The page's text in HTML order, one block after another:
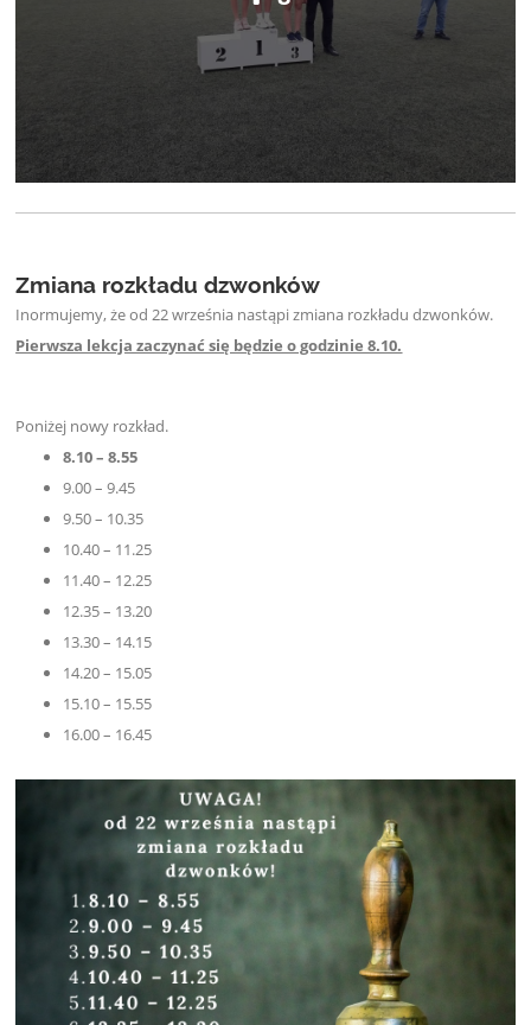
Zmiana rozkładu dzwonków
Inormujemy, że od 22 września nastąpi zmiana rozkładu dzwonków.
Pierwsza lekcja zaczynać się będzie o godzinie 8.10.
Poniżej nowy rozkład.
8.10 – 8.55
9.00 – 9.45
9.50 – 10.35
10.40 – 11.25
11.40 – 12.25
12.35 – 13.20
13.30 – 14.15
14.20 – 15.05
15.10 – 15.55
16.00 – 16.45